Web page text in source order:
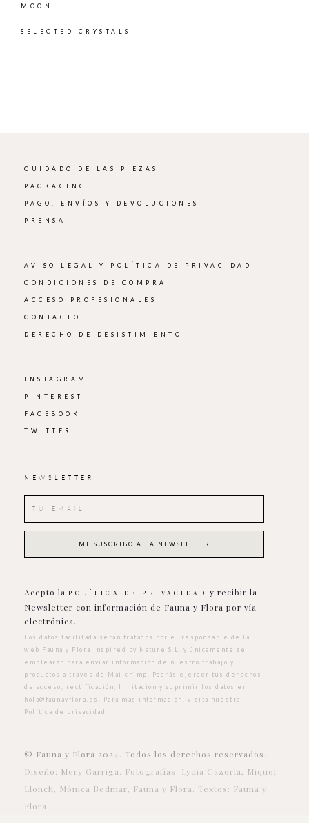
MOON
SELECTED CRYSTALS
CUIDADO DE LAS PIEZAS
PACKAGING
PAGO, ENVÍOS Y DEVOLUCIONES
PRENSA
AVISO LEGAL Y POLÍTICA DE PRIVACIDAD
CONDICIONES DE COMPRA
ACCESO PROFESIONALES
CONTACTO
DERECHO DE DESISTIMIENTO
INSTAGRAM
PINTEREST
FACEBOOK
TWITTER
NEWSLETTER
Acepto la POLÍTICA DE PRIVACIDAD
y recibir la
Newsletter con información de Fauna y Flora por vía
electrónica.
Los datos facilitada serán tratados por el responsable de la
web Fauna y Flora Inspired by Nature S.L. y únicamente se
emplearán para enviar información de nuestro trabajo y
productos a través de Mailchimp. Podrás ejercer tus derechos
de acceso, rectificación, limitación y suprimir los datos en
hola@faunayflora.es
. Para más información, visita nuestra
Política de privacidad
© Fauna y Flora 2024. Todos los derechos reservados.
Diseño: Mery Garriga. Fotografías: Lydia Cazorla, Miquel
Llonch, Mònica Bedmar, Fauna y Flora. Textos: Fauna y
Flora.